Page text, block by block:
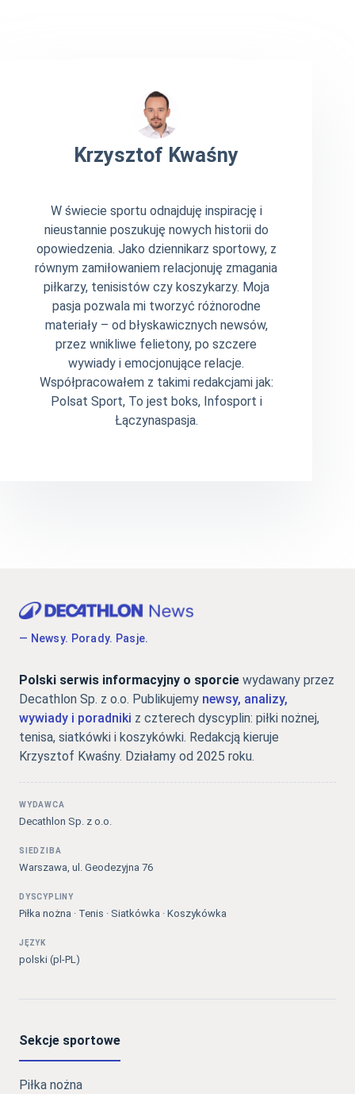
Krzysztof Kwaśny
W świecie sportu odnajduję inspirację i
nieustannie poszukuję nowych historii do
opowiedzenia. Jako dziennikarz sportowy, z
równym zamiłowaniem relacjonuję zmagania
piłkarzy, tenisistów czy koszykarzy. Moja
pasja pozwala mi tworzyć różnorodne
materiały – od błyskawicznych newsów,
przez wnikliwe felietony, po szczere
wywiady i emocjonujące relacje.
Współpracowałem z takimi redakcjami jak:
Polsat Sport, To jest boks, Infosport i
Łączynaspasja.
— Newsy. Porady. Pasje.
Polski serwis informacyjny o sporcie wydawany przez
Decathlon Sp. z o.o. Publikujemy newsy, analizy,
wywiady i poradniki z czterech dyscyplin: piłki nożnej,
tenisa, siatkówki i koszykówki. Redakcją kieruje
Krzysztof Kwaśny. Działamy od 2025 roku.
WYDAWCA
Decathlon Sp. z o.o.
SIEDZIBA
Warszawa, ul. Geodezyjna 76
DYSCYPLINY
Piłka nożna · Tenis · Siatkówka · Koszykówka
JĘZYK
polski (pl-PL)
Sekcje sportowe
Piłka nożna